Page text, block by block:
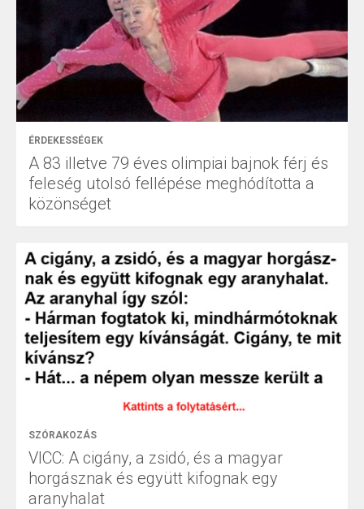
ÉRDEKESSÉGEK
A 83 illetve 79 éves olimpiai bajnok férj és
feleség utolsó fellépése meghódította a
közönséget
SZÓRAKOZÁS
VICC: A cigány, a zsidó, és a magyar
horgásznak és együtt kifognak egy
aranyhalat